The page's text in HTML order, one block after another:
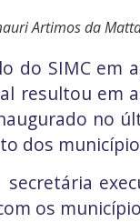
Artimos da
do SIMC em
resultou
dos
os